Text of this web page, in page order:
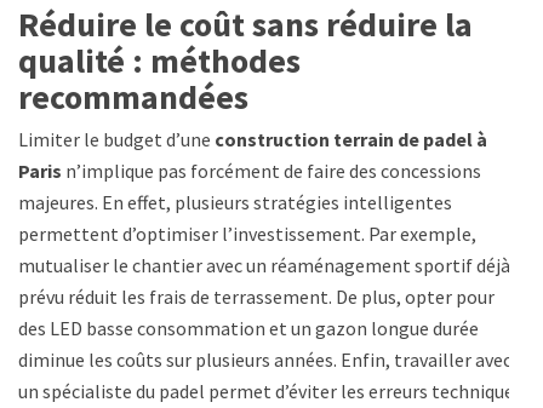
Réduire le coût sans réduire la
qualité : méthodes
recommandées
Limiter le budget d’une construction terrain de padel à
Paris n’implique pas forcément de faire des concessions
majeures. En effet, plusieurs stratégies intelligentes
permettent d’optimiser l’investissement. Par exemple,
mutualiser le chantier avec un réaménagement sportif déjà
prévu réduit les frais de terrassement. De plus, opter pour
des LED basse consommation et un gazon longue durée
diminue les coûts sur plusieurs années. Enfin, travailler avec
un spécialiste du padel permet d’éviter les erreurs techniques